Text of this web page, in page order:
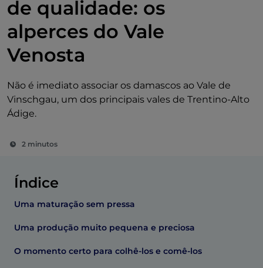
de qualidade: os
alperces do Vale
Venosta
Não é imediato associar os damascos ao Vale de
Vinschgau, um dos principais vales de Trentino-Alto
Ádige.
2 minutos
Índice
Uma maturação sem pressa
Uma produção muito pequena e preciosa
O momento certo para colhê-los e comê-los